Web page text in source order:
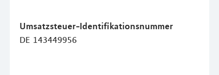
Umsatzsteuer-Identifikationsnummer
DE 143449956